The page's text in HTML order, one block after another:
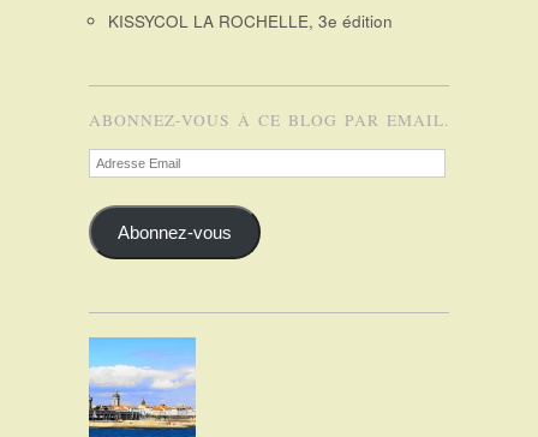
KISSYCOL LA ROCHELLE, 3e édition
ABONNEZ-VOUS À CE BLOG PAR EMAIL.
Adresse
Email
Abonnez-vous